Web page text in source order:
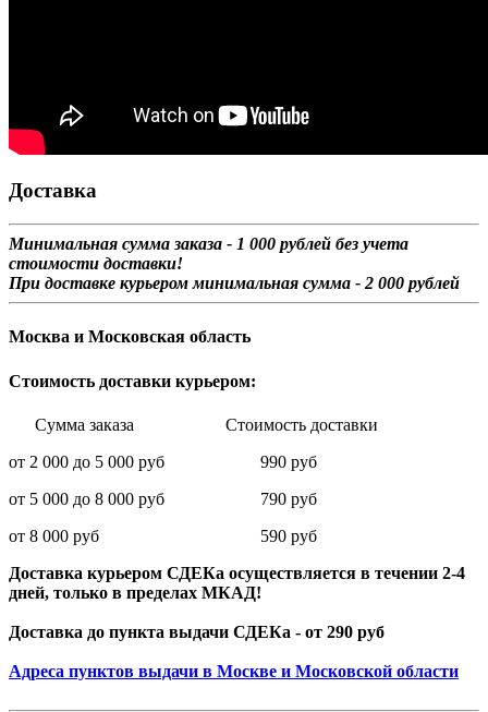
Доставка
Минимальная сумма заказа - 1 000 рублей без учета
стоимости доставки!
При доставке курьером минимальная сумма - 2 000 рублей
Москва и Московская область
Стоимость доставки курьером:
Сумма заказа Стоимость доставки
от 2 000 до 5 000 руб 990 руб
от 5 000 до 8 000 руб 790 руб
от 8 000 руб 590 руб
Доставка курьером СДЕКа осуществляется в течении 2-4
дней, только в пределах МКАД!
Доставка до пункта выдачи СДЕКа - от 290 руб
Адреса пунктов выдачи в Москве и Московской области